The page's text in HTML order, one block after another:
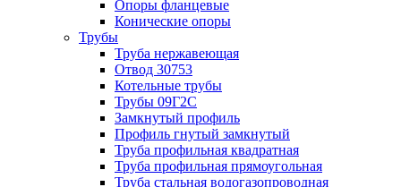
Опоры фланцевые
Конические опоры
Трубы
Труба нержавеющая
Отвод 30753
Котельные трубы
Трубы 09Г2С
Замкнутый профиль
Профиль гнутый замкнутый
Труба профильная квадратная
Труба профильная прямоугольная
Труба стальная водогазопроводная